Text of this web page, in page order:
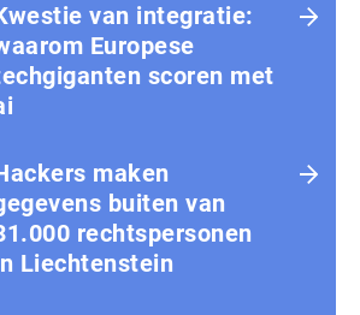
van integratie:
Europese
scoren met
maken
buiten van
rechtspersonen
Liechtenstein